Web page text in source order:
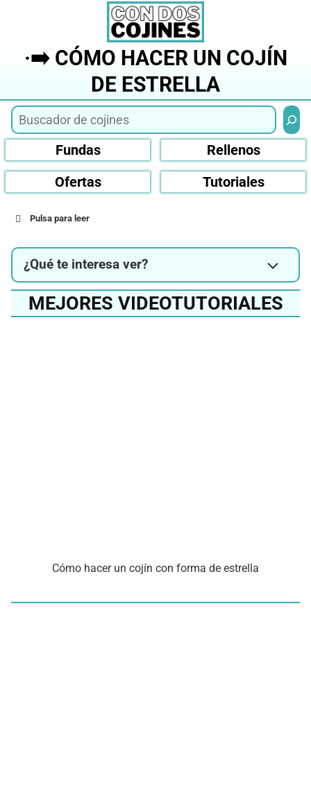
·➡️ CÓMO HACER UN COJÍN
DE ESTRELLA
Fundas
Rellenos
Ofertas
Tutoriales
Pulsa para leer
¿Qué te interesa ver?
MEJORES VIDEOTUTORIALES
Cómo hacer un cojín con forma de estrella